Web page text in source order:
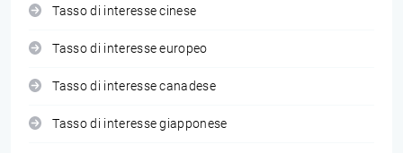
Tasso di interesse cinese
Tasso di interesse europeo
Tasso di interesse canadese
Tasso di interesse giapponese